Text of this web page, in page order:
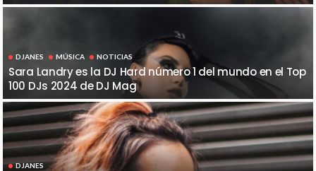
DJANES MÚSICA NOTICIAS
Sara Landry es la DJ Hard número 1 del mundo en el Top
100 DJs 2024 de DJ Mag
DJANES